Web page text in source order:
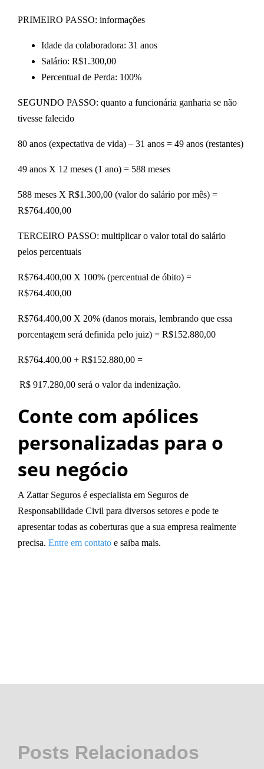
PRIMEIRO PASSO: informações
Idade da colaboradora: 31 anos
Salário: R$1.300,00
Percentual de Perda: 100%
SEGUNDO PASSO: quanto a funcionária ganharia se não
tivesse falecido
80 anos (expectativa de vida) – 31 anos = 49 anos (restantes)
49 anos X 12 meses (1 ano) = 588 meses
588 meses X R$1.300,00 (valor do salário por mês) =
R$764.400,00
TERCEIRO PASSO: multiplicar o valor total do salário
pelos percentuais
R$764.400,00 X 100% (percentual de óbito) =
R$764.400,00
R$764.400,00 X 20% (danos morais, lembrando que essa
porcentagem será definida pelo juiz) = R$152.880,00
R$764.400,00 + R$152.880,00 =
R$ 917.280,00 será o valor da indenização.
Conte com apólices
personalizadas para o
seu negócio
A Zattar Seguros é especialista em Seguros de
Responsabilidade Civil para diversos setores e pode te
apresentar todas as coberturas que a sua empresa realmente
precisa. Entre em contato e saiba mais.
Posts Relacionados